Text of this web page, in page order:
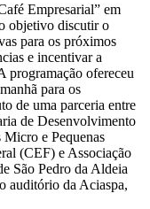
Empresarial” em
objetivo discutir o
para os próximos
e incentivar a
programação ofereceu
para os
de uma parceria entre
de Desenvolvimento
e Pequenas
(CEF) e Associação
São Pedro da Aldeia
auditório da Aciaspa,